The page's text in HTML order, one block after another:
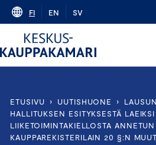
Skip
content
FI EN SV
ETUSIVU › UUTISHUONE ›
HALLITUKSEN ESITYKSESTÄ LAEIKSI
LIIKETOIMINTAKIELLOSTA
KAUPPAREKISTERILAIN 20 §:N